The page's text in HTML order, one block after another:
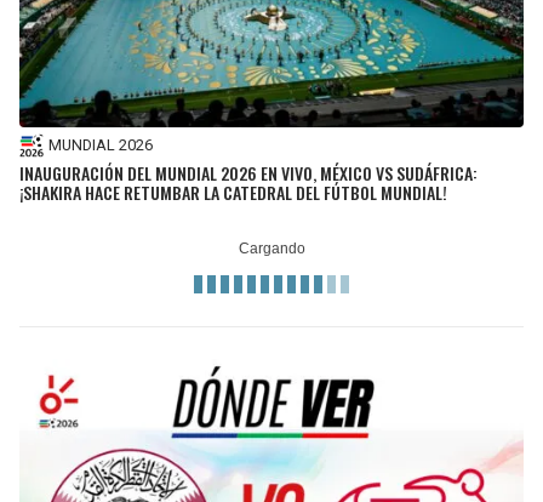
MUNDIAL 2026
INAUGURACIÓN DEL MUNDIAL 2026 EN VIVO, MÉXICO VS SUDÁFRICA:
¡SHAKIRA HACE RETUMBAR LA CATEDRAL DEL FÚTBOL MUNDIAL!